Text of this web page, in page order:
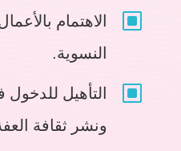
W
الاهتمام
النسوية.
W
التأهيل للدخول
ونشر ثقافة